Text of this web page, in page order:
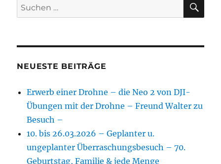
Suchen
nach:
NEUESTE BEITRÄGE
Erwerb einer Drohne – die Neo 2 von DJI-
Übungen mit der Drohne – Freund Walter zu
Besuch –
10. bis 26.03.2026 – Geplanter u.
ungeplanter Überraschungsbesuch – 70.
Geburtstag, Familie & jede Menge